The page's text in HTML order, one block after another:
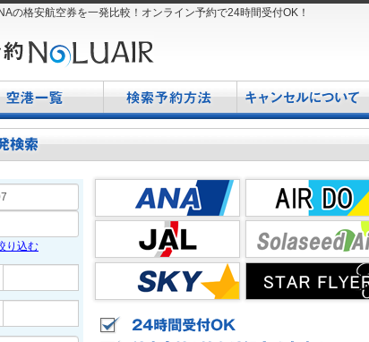
の格安航空券を一発比較！オンライン予約で24時間受付OK！
予
方
法
ン
ル
に
い
り込む